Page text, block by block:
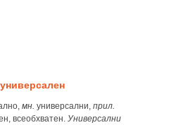
универсален
мн. универсални, прил.
всеобхватен. Универсални